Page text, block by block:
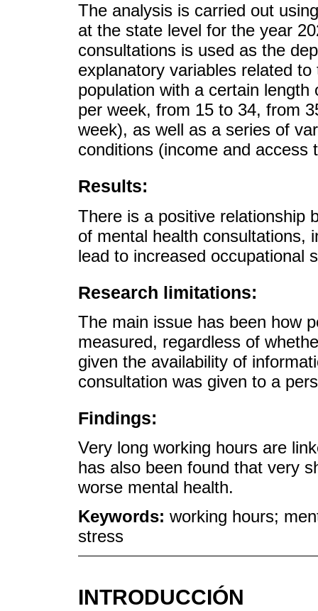
The analysis is carried out
at the state level for the year
consultations is used as the
explanatory variables related
population with a certain
per week, from 15 to 34, from
week), as well as a series of
conditions (income and access
Results:
There is a positive relationship
of mental health consultations,
lead to increased occupational
Research limitations:
The main issue has been how
measured, regardless of
given the availability of
consultation was given to a
Findings:
Very long working hours are
has also been found that very
worse mental health.
Keywords: working hours;
stress
INTRODUCCIÓN